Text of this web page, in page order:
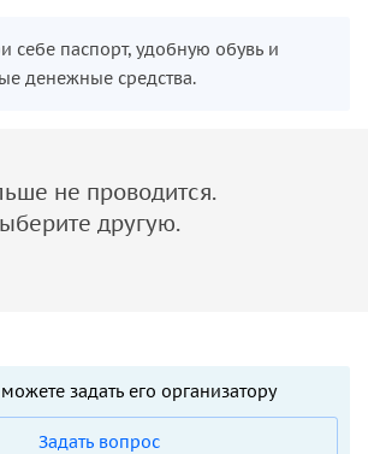
себе паспорт, удобную обувь и
денежные средства.
не проводится.
другую.
задать его организатору
Задать вопрос